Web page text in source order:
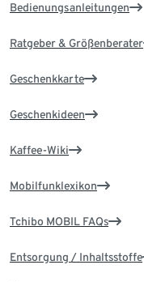
Bedienungsanleitungen
Ratgeber & Größenberater
Geschenkkarte
Geschenkideen
Kaffee-Wiki
Mobilfunklexikon
Tchibo MOBIL FAQs
Entsorgung / Inhaltsstoffe